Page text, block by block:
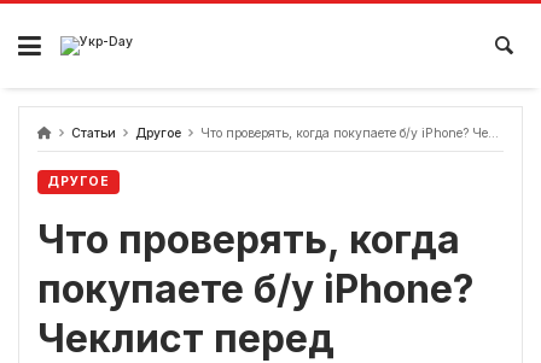
перейти
содержанию
Статьи Другое Что проверять, когда покупаете б/у iPhone? Чеклист перед покупкой
ДРУГОЕ
Что проверять, когда
покупаете б/у iPhone?
Чеклист перед